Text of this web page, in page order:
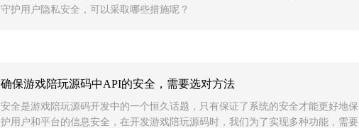
守护用户隐私安全，可以采取哪些措施呢？
确保游戏陪玩源码中API的安全，需要选对方法
安全是游戏陪玩源码开发中的一个恒久话题，只有保证了系统的安全才能更好地保
护用户和平台的信息安全，在开发游戏陪玩源码时，我们为了实现多种功能，需要